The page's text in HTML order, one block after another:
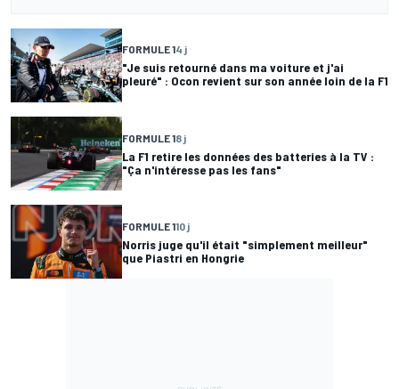
FORMULE 14 j
"Je suis retourné dans ma voiture et j'ai
pleuré" : Ocon revient sur son année loin de la F1
FORMULE 18 j
La F1 retire les données des batteries à la TV :
"Ça n'intéresse pas les fans"
FORMULE 110 j
Norris juge qu'il était "simplement meilleur"
que Piastri en Hongrie